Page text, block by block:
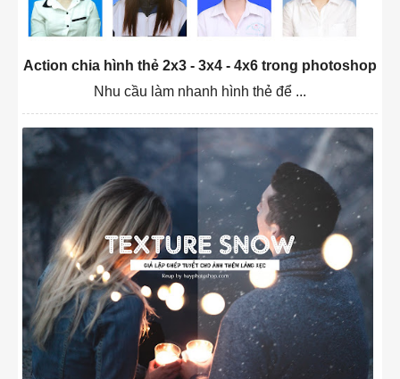
Action chia hình thẻ 2x3 - 3x4 - 4x6 trong photoshop
Nhu cầu làm nhanh hình thẻ để ...